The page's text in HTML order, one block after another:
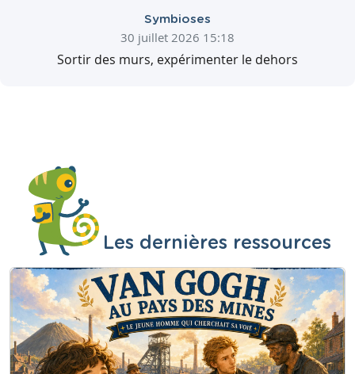
Symbioses
30 juillet 2026 15:18
Sortir des murs, expérimenter le dehors
Les dernières ressources